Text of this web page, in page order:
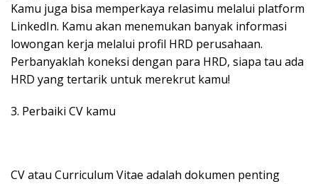
Kamu juga bisa memperkaya relasimu melalui platform
LinkedIn. Kamu akan menemukan banyak informasi
lowongan kerja melalui profil HRD perusahaan.
Perbanyaklah koneksi dengan para HRD, siapa tau ada
HRD yang tertarik untuk merekrut kamu!
3. Perbaiki CV kamu
CV atau Curriculum Vitae adalah dokumen penting